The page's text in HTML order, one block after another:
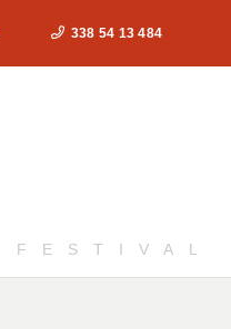
338 54 13 484
FESTIVAL